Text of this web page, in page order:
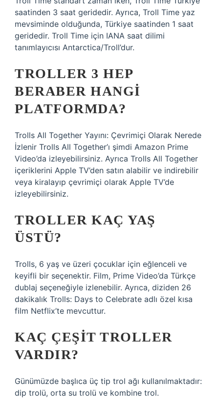
saatinden 3 saat geridedir. Ayrıca, Troll Time yaz
mevsiminde olduğunda, Türkiye saatinden 1 saat
geridedir. Troll Time için IANA saat dilimi
tanımlayıcısı Antarctica/Troll’dur.
TROLLER 3 HEP
BERABER HANGI
PLATFORMDA?
Trolls All Together Yayını: Çevrimiçi Olarak Nerede
İzlenir Trolls All Together’ı şimdi Amazon Prime
Video’da izleyebilirsiniz. Ayrıca Trolls All Together
içeriklerini Apple TV’den satın alabilir ve indirebilir
veya kiralayıp çevrimiçi olarak Apple TV’de
izleyebilirsiniz.
TROLLER KAÇ YAŞ
ÜSTÜ?
Trolls, 6 yaş ve üzeri çocuklar için eğlenceli ve
keyifli bir seçenektir. Film, Prime Video’da Türkçe
dublaj seçeneğiyle izlenebilir. Ayrıca, diziden 26
dakikalık Trolls: Days to Celebrate adlı özel kısa
film Netflix’te mevcuttur.
KAÇ ÇEŞIT TROLLER
VARDIR?
Günümüzde başlıca üç tip trol ağı kullanılmaktadır:
dip trolü, orta su trolü ve kombine trol.